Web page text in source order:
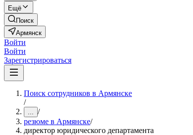
Ещё
Поиск
Армянск
Войти
Войти
Зарегистрироваться
Поиск сотрудников в Армянске
/
... /
резюме в Армянске/
директор юридического департамента